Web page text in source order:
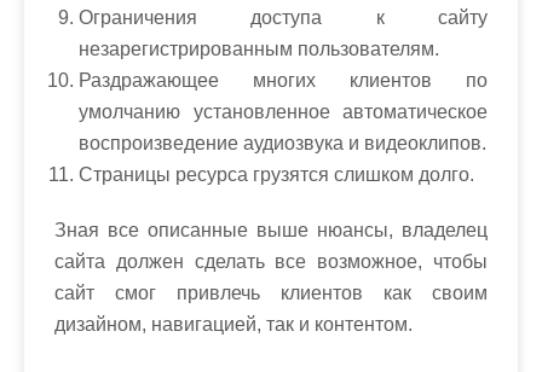
Ограничения доступа к сайту
незарегистрированным пользователям.
Раздражающее многих клиентов по
умолчанию установленное автоматическое
воспроизведение аудиозвука и видеоклипов.
Страницы ресурса грузятся слишком долго.
Зная все описанные выше нюансы, владелец
сайта должен сделать все возможное, чтобы
сайт смог привлечь клиентов как своим
дизайном, навигацией, так и контентом.